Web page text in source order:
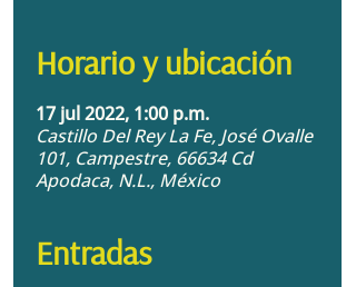
Horario y ubicación
17 jul 2022, 1:00 p.m.
Castillo Del Rey La Fe, José Ovalle
101, Campestre, 66634 Cd
Apodaca, N.L., México
Entradas